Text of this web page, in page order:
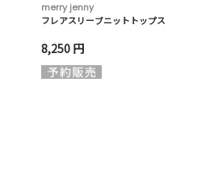
merry jenny
フレアスリーブニットトップス
8,250 円